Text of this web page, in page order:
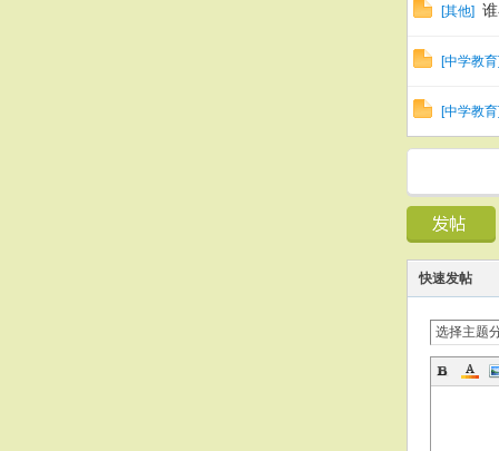
[其他]
[中学教育
[中学教育
快速发帖
选择主题